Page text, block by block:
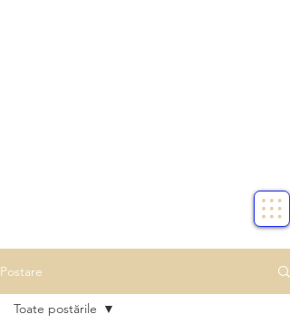
Postare
Toate postările